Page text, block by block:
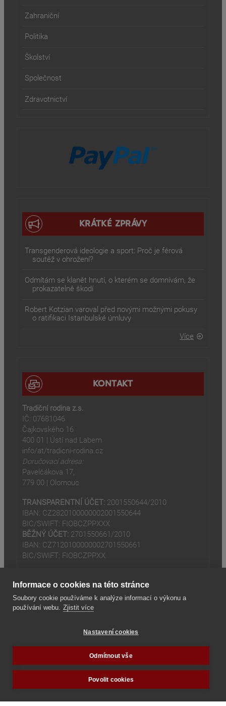
Zahraniční
Politika
Školství
Společnost
Zdravotnictví
KRÁTKÉ ZPRÁVY
Transgenderová ideologie a sport: Proč je férová
soutěž v ohrožení?
Odmítám se klanět hnutí, o kterém se domnívám, že
prokazatelně škodí
Robert Kotzian varoval před novými možnými pokusy
o ratifikaci Istanbulské úmluvy
Více
KONTAKT
Tradiční rodina z.s.
IČ: 07681046
Čajkovského 16
400 01 | Ústí nad Labem
info/at/tradicni-rodina.cz
Doručovací adresa:
Pavelčákova 17,
779 00 | Olomouc
TRANSPARENTNÍ ÚČET: 2001550644/2010
IBAN: CZ2820100000002001550644
BIC/SWIFT: FIOBCZPPXXX
BĚŽNÝ ÚČET: 2701550661/2010
IBAN: CZ7120100000002701550661
BIC/SWIFT: FIOBCZPPXX
Seznam odkazů
(odkaz je externí)
Informace o cookies na této stránce
Soubory cookie používáme k analýze informací o výkonu a
používání webu. Zjistit více
Nastavení cookies
Odmítnout vše
Povolit cookies